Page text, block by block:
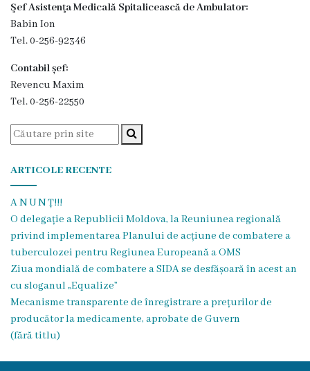
Contracte
vacante
Internare
Secția
obstetrică
și
ginecologie
Laboratorul
clinico-
Şef Asistenţa Medicală Spitalicească de Ambulator:
Babin Ion
Tel. 0-256-92346
Contabil șef:
Revencu Maxim
Tel. 0-256-22550
ARTICOLE RECENTE
A N U N Ț!!!
O delegație a Republicii Moldova, la Reuniunea regională
privind implementarea Planului de acțiune de combatere a
tuberculozei pentru Regiunea Europeană a OMS
Ziua mondială de combatere a SIDA se desfășoară în acest an
cu sloganul „Equalize”
Mecanisme transparente de înregistrare a prețurilor de
producător la medicamente, aprobate de Guvern
(fără titlu)